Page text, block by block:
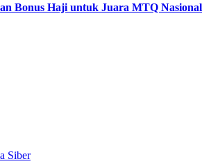
Bonus Haji untuk Juara MTQ Nasional
Siber